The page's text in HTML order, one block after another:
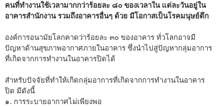
คนที่ทำงานใช้เวลามากกว่าร้อยละ ๘๐ ของเวลาใน แต่ละวันอยู่ใน
อาคารสำนักงาน รวมถึงอาคารอื่นๆ ด้วย มีโอกาสเป็นโรคมนุษย์ตึก
องค์การอนามัยโลกคาดว่าร้อยละ ๓๐ ของอาคาร ทั่วโลกอาจมี
ปัญหาด้านสุขภาพอากาศภายในอาคาร ซึ่งนำไปสู่ปัญหากลุ่มอาการ
ที่เกิดจากการทำงานในอาคารปิดได้
สำหรับปัจจัยที่ทำให้เกิดกลุ่มอาการที่เกิดจากการทำงานในอาคาร
ปิด มีดังนี้
๑. การระบายอากาศไม่เพียงพอ